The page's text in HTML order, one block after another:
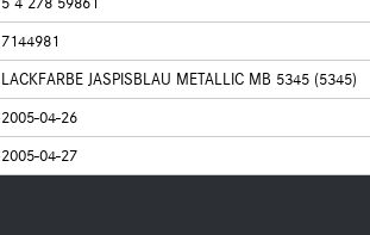
7144981
LACKFARBE JASPISBLAU METALLIC MB 5345 (5345)
2005-04-26
2005-04-27